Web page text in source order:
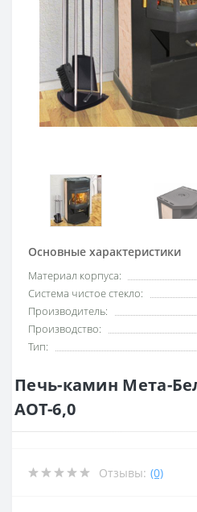
Основные характеристики
Материал корпуса:
Система чистое стекло:
Производитель:
Производство:
Тип:
Печь-камин Мета-
АОТ-6,0
Отзывы: (0)